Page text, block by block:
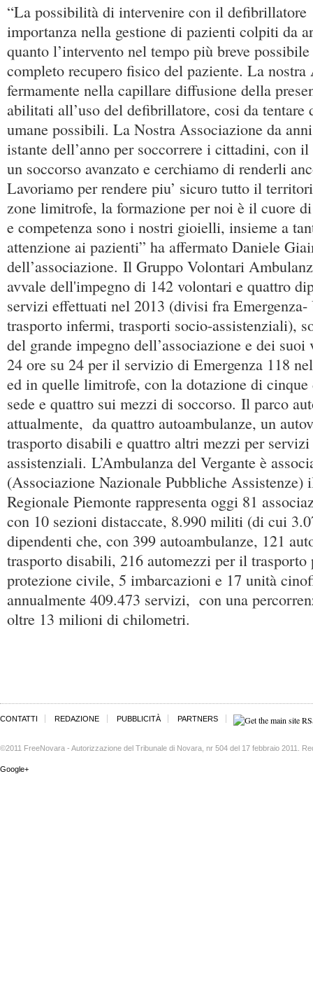
“La possibilità di intervenire con il
importanza nella gestione di pazienti colpiti da
quanto l’intervento nel tempo più breve
completo recupero fisico del paziente. La nostra
fermamente nella capillare diffusione della
abilitati all’uso del defibrillatore, cosi da tentare
umane possibili. La Nostra Associazione da
istante dell’anno per soccorrere i cittadini, con
un soccorso avanzato e cerchiamo di renderli
Lavoriamo per rendere piu’ sicuro tutto il
zone limitrofe, la formazione per noi è il cuore
e competenza sono i nostri gioielli, insieme a
attenzione ai pazienti” ha affermato Daniele
dell’associazione. Il Gruppo Volontari
avvale dell'impegno di 142 volontari e quattro
servizi effettuati nel 2013 (divisi fra Emergenza-
trasporto infermi, trasporti socio-assistenziali),
del grande impegno dell’associazione e dei
24 ore su 24 per il servizio di Emergenza 118
ed in quelle limitrofe, con la dotazione di
sede e quattro sui mezzi di soccorso. Il parco
attualmente, da quattro autoambulanze, un
trasporto disabili e quattro altri mezzi per
assistenziali. L’Ambulanza del Vergante è
(Associazione Nazionale Pubbliche Assistenze)
Regionale Piemonte rappresenta oggi 81
con 10 sezioni distaccate, 8.990 militi (di cui
dipendenti che, con 399 autoambulanze, 121
trasporto disabili, 216 automezzi per il trasporto
protezione civile, 5 imbarcazioni e 17 unità
annualmente 409.473 servizi, con una
oltre 13 milioni di chilometri.
CONTATTI REDAZIONE PUBBLICITÀ PARTNERS
©2011 FreeNovara - Autorizzazione del Tribunale di Novara, nr 504 del 17 febbraio 2011.
Google+